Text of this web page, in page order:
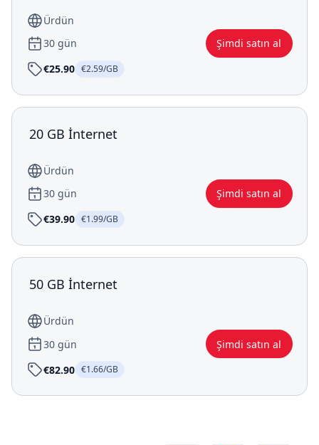
Ürdün
30 gün
Şimdi satın al
€25.90 €2.59/GB
20 GB İnternet
Ürdün
30 gün
Şimdi satın al
€39.90 €1.99/GB
50 GB İnternet
Ürdün
30 gün
Şimdi satın al
€82.90 €1.66/GB